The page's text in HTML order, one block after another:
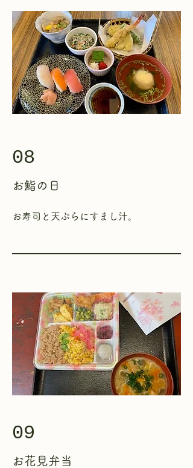
08
お鮨の日
​お寿司と天ぷらにすまし汁。
09
お花見弁当